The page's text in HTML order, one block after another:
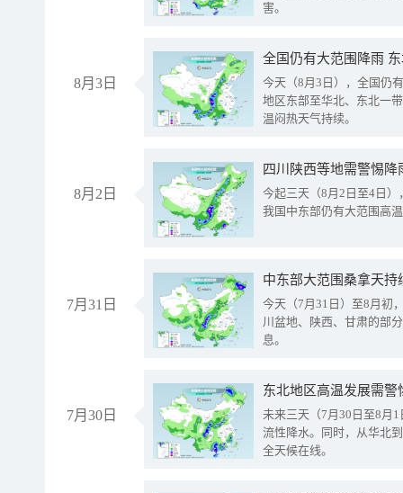
害。
8月3日
全国仍有大范围降雨
今天（8月3日），全国仍
地区东部至华北、东北一
温闷热天气持续。
8月2日
今起三天（8月2日至4日
我国中东部仍有大范围高
7月31日
中东部大范围桑拿天
今天（7月31日）至8月初
川盆地、陕西、甘肃的部
息。
7月30日
东北地区高温发展需
未来三天（7月30日至8月
流性降水。同时，从华北
全天候在线。